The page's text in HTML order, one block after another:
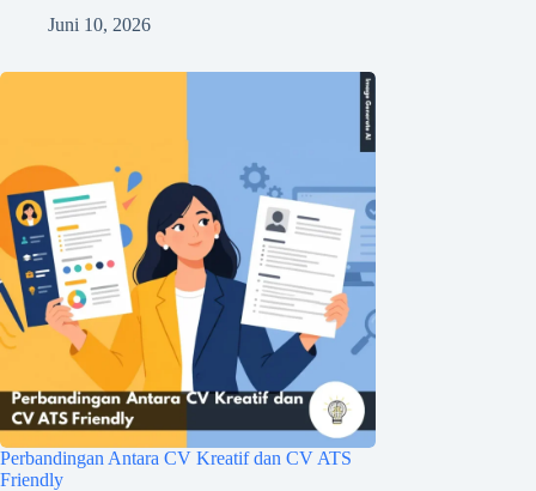
Juni 10, 2026
Perbandingan Antara CV Kreatif dan CV ATS
Friendly